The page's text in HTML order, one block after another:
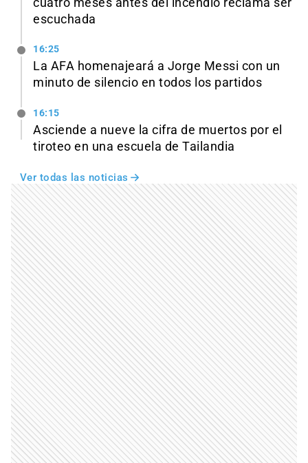
escuchada
16:25
La AFA homenajeará a Jorge Messi con un
minuto de silencio en todos los partidos
16:15
Asciende a nueve la cifra de muertos por el
tiroteo en una escuela de Tailandia
Ver todas las noticias